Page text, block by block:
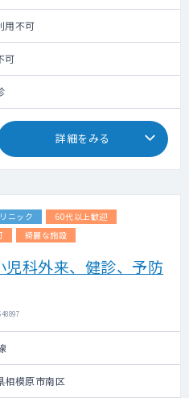
円
用不可
可
詳細をみる
ニック
60代以上歓迎
綺麗な施設
科外来、健診、予防
相模原市南区